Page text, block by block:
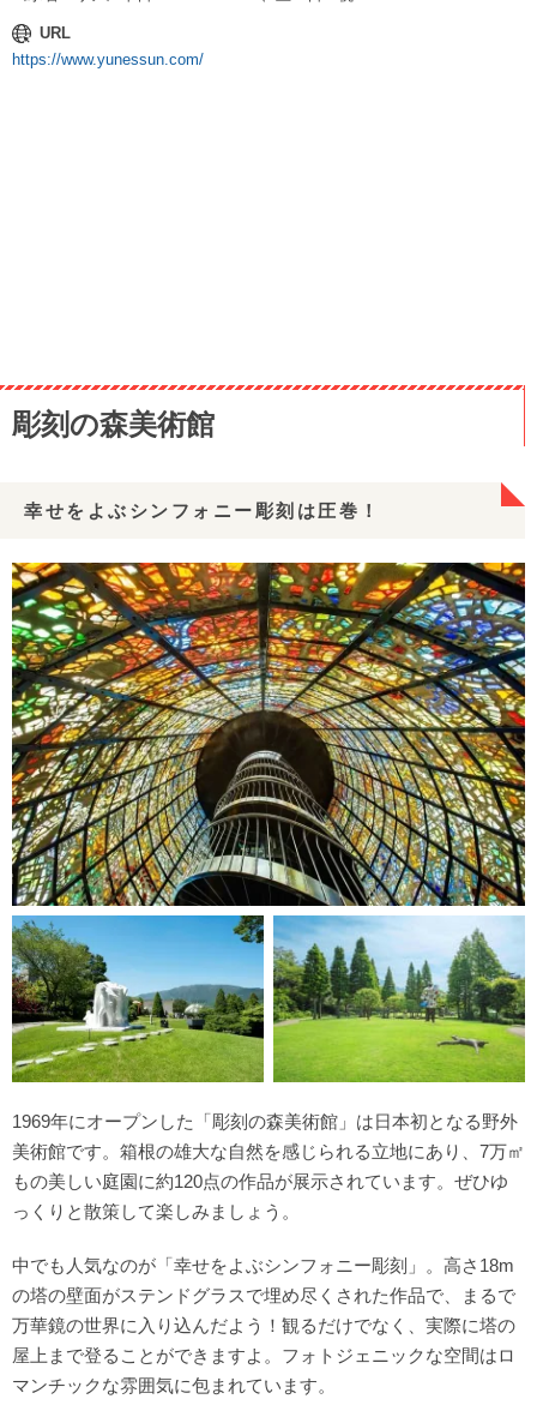
URL
https://www.yunessun.com/
彫刻の森美術館
幸せをよぶシンフォニー彫刻は圧巻！
1969年にオープンした「彫刻の森美術館」は日本初となる野外
美術館です。箱根の雄大な自然を感じられる立地にあり、7万㎡
もの美しい庭園に約120点の作品が展示されています。ぜひゆ
っくりと散策して楽しみましょう。
中でも人気なのが「幸せをよぶシンフォニー彫刻」。高さ18m
の塔の壁面がステンドグラスで埋め尽くされた作品で、まるで
万華鏡の世界に入り込んだよう！観るだけでなく、実際に塔の
屋上まで登ることができますよ。フォトジェニックな空間はロ
マンチックな雰囲気に包まれています。